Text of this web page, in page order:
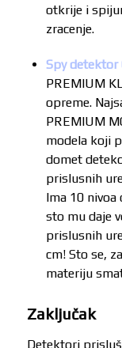
otkrije i
zracenje.
Spy detektor
PREMIUM
opreme.
PREMIUM
modela koji
domet
prislusnih
Ima 10
sto mu daje
prislusnih
cm! Sto se,
materiju
Zaključak
Detektori